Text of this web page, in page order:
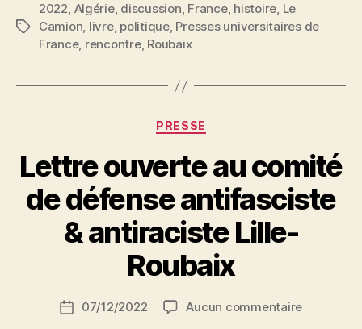
la
France
10
décembre
à
15h »
Étiquettes
2022, Algérie, discussion, France, histoire, Le
Camion, livre, politique, Presses universitaires de
France, rencontre, Roubaix
Catégories
PRESSE
Lettre ouverte au comité
de défense antifasciste
& antiraciste Lille-
Roubaix
de
a
r
N
Date07/12/2022 Aucun commentairesur